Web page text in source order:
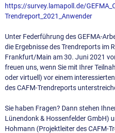
https://survey.lamapoll.de/
Trendreport_2021_Anwender
Unter Federführung des GEFMA-
die Ergebnisse des Trendreports im
Frankfurt/Main am 30. Juni 2021
freuen uns, wenn Sie mit Ihrer
oder virtuell) vor einem
des CAFM-Trendreports
Sie haben Fragen? Dann stehen
Lünendonk & Hossenfelder GmbH)
Hohmann (Projektleiter des CAFM-